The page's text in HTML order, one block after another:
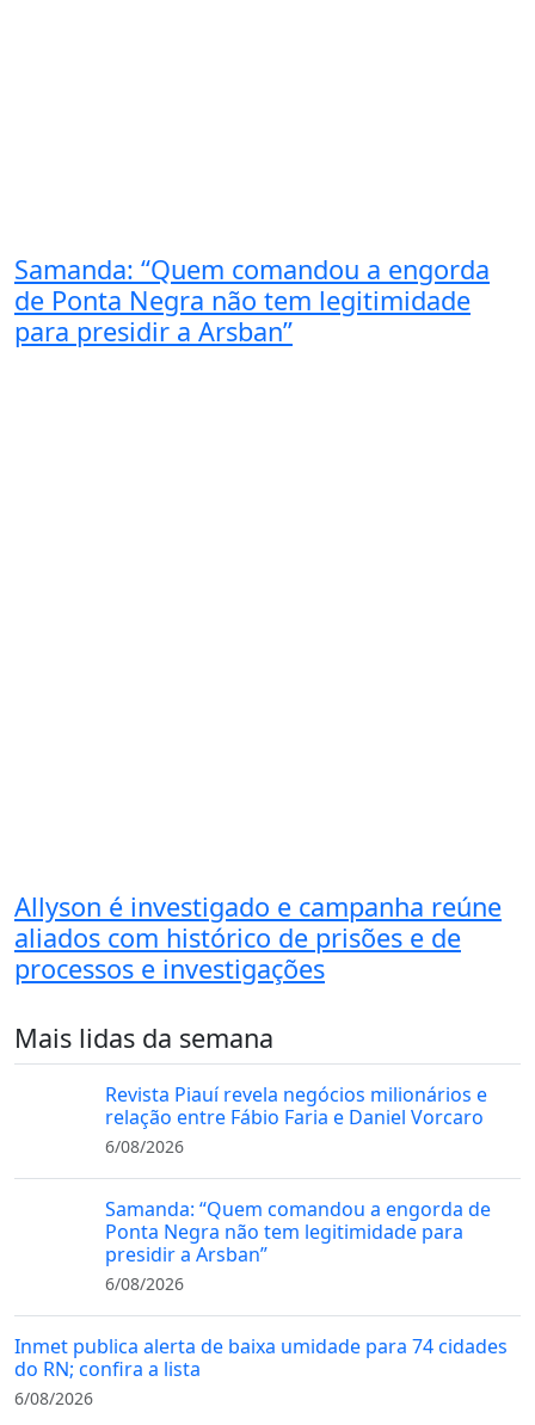
Samanda: “Quem comandou a engorda
de Ponta Negra não tem legitimidade
para presidir a Arsban”
Allyson é investigado e campanha reúne
aliados com histórico de prisões e de
processos e investigações
Mais lidas da semana
Revista Piauí revela negócios milionários e
relação entre Fábio Faria e Daniel Vorcaro
6/08/2026
Samanda: “Quem comandou a engorda de
Ponta Negra não tem legitimidade para
presidir a Arsban”
6/08/2026
Inmet publica alerta de baixa umidade para 74 cidades
do RN; confira a lista
6/08/2026